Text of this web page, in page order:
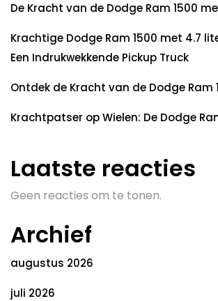
De Kracht van de Dodge Ram 1500
Krachtige Dodge Ram 1500 met 4.7
Een Indrukwekkende Pickup Truck
Ontdek de Kracht van de Dodge Ram
Krachtpatser op Wielen: De Dodge
Laatste reacties
Geen reacties om te tonen.
Archief
augustus 2026
juli 2026